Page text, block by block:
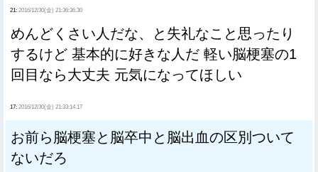
21: 2016/12/30(金) 21:36:36.30
めんどくさい人だな、と失礼なこと思ったり
するけど 基本的に好きな人だ 軽い脳梗塞の1
回目なら大丈夫 元気になってほしい
17: 2016/12/30(金) 21:33:14.17
お前ら脳梗塞と脳卒中と脳出血の区別ついて
ないだろ